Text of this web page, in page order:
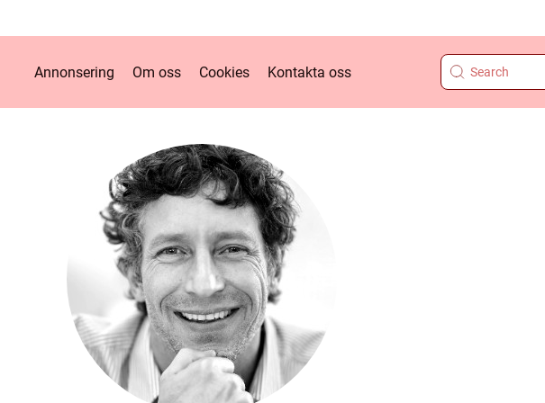
Annonsering Om oss Cookies Kontakta oss